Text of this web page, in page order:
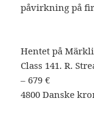
påvirkning på
Hentet på
Class 141. R.
– 679 €
4800 Danske